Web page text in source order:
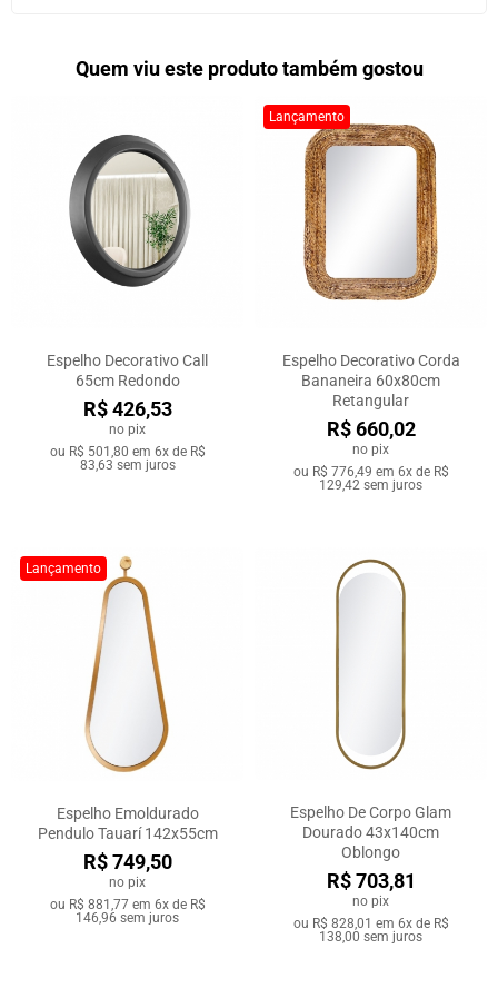
Quem viu este produto também gostou
Espelho Decorativo Call
65cm Redondo
R$ 426,53
no pix
ou R$ 501,80 em 6x de R$
83,63 sem juros
Lançamento
Espelho Decorativo Corda
Bananeira 60x80cm
Retangular
R$ 660,02
no pix
ou R$ 776,49 em 6x de R$
129,42 sem juros
Lançamento
Espelho Emoldurado
Pendulo Tauarí 142x55cm
R$ 749,50
no pix
ou R$ 881,77em 6x de R$
146,96 sem juros
Espelho De Corpo Glam
Dourado 43x140cm
Oblongo
R$ 703,81
no pix
ou R$ 828,01 em 6x de R$
138,00 sem juros